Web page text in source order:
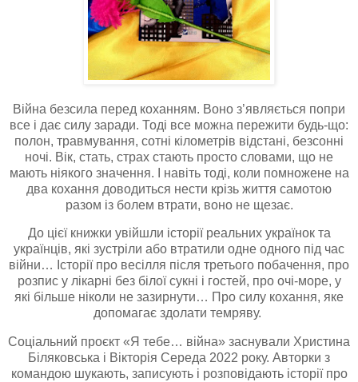
Війна безсила перед коханням. Воно з’являється попри
все і дає силу заради. Тоді все можна пережити будь-що:
полон, травмування, сотні кілометрів відстані, безсонні
ночі. Вік, стать, страх стають просто словами, що не
мають ніякого значення. І навіть тоді, коли помножене на
два кохання доводиться нести крізь життя самотою
разом із болем втрати, воно не щезає.
До цієї книжки увійшли історії реальних українок та
українців, які зустріли або втратили одне одного під час
війни… Історії про весілля після третього побачення, про
розпис у лікарні без білої сукні і гостей, про очі-море, у
які більше ніколи не зазирнути… Про силу кохання, яке
допомагає здолати темряву.
Соціальний проєкт «Я тебе… війна» заснували Христина
Біляковська і Вікторія Середа 2022 року. Авторки з
командою шукають, записують і розповідають історії про